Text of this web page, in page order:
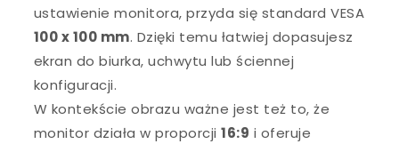
ustawienie monitora, przyda się standard VESA
100 x 100 mm. Dzięki temu łatwiej dopasujesz
ekran do biurka, uchwytu lub ściennej
konfiguracji.
W kontekście obrazu ważne jest też to, że
monitor działa w proporcji16:9 i oferuje